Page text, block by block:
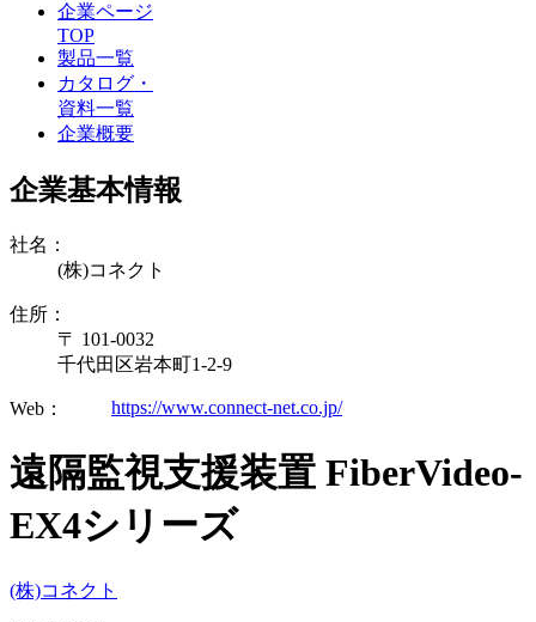
企業ページ
TOP
製品一覧
カタログ・
資料一覧
企業概要
企業基本情報
社名：
(株)コネクト
住所：
〒 101-0032
千代田区岩本町1-2-9
Web： https://www.connect-net.co.jp/
遠隔監視支援装置 FiberVideo-
EX4シリーズ
(株)コネクト